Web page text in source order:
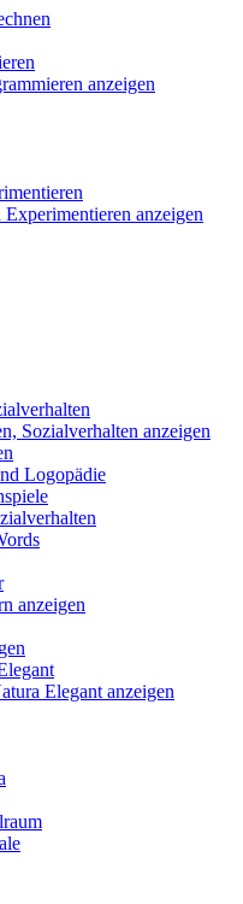
anzeigen
anzeigen
Sozialverhalten anzeigen
Logopädie
anzeigen
Elegant anzeigen